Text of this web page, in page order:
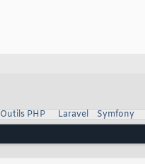
Outils PHP Laravel Symfony